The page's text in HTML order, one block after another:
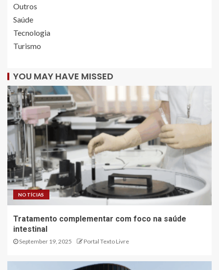
Outros
Saúde
Tecnologia
Turismo
YOU MAY HAVE MISSED
NOTÍCIAS
Tratamento complementar com foco na saúde
intestinal
September 19, 2025 Portal Texto Livre